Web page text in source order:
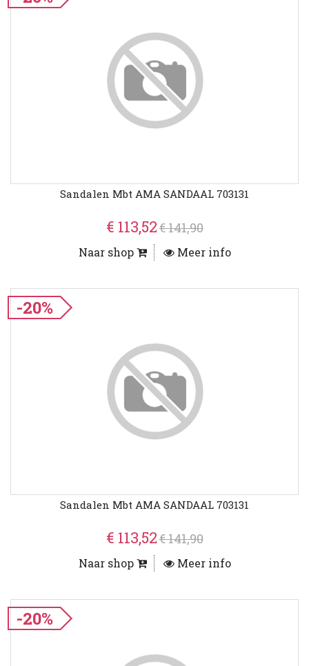
Sandalen Mbt AMA SANDAAL 703131
€ 113,52€ 141,90
Naar shop Meer info
-20%
Sandalen Mbt AMA SANDAAL 703131
€ 113,52€ 141,90
Naar shop Meer info
-20%